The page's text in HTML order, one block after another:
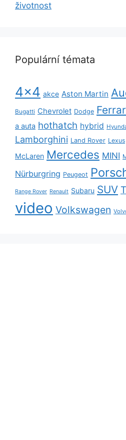
životnost
Populární témata
4x4 akce Aston Martin
Bugatti Chevrolet Dodge
a auta hothatch hybrid
Lamborghini Land Rover Lexus
McLaren Mercedes MINI
Nürburgring Peugeot
Range Rover Renault Subaru SUV
video Volkswagen